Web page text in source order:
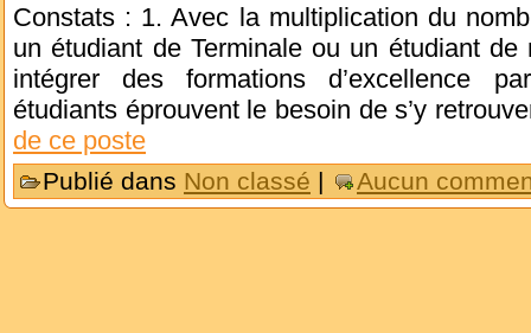
Constats : 1. Avec la multiplication du
un étudiant de Terminale ou un étudiant
intégrer des formations d’excellence
étudiants éprouvent le besoin de s’y
de ce poste
Publié dans Non classé | Aucun